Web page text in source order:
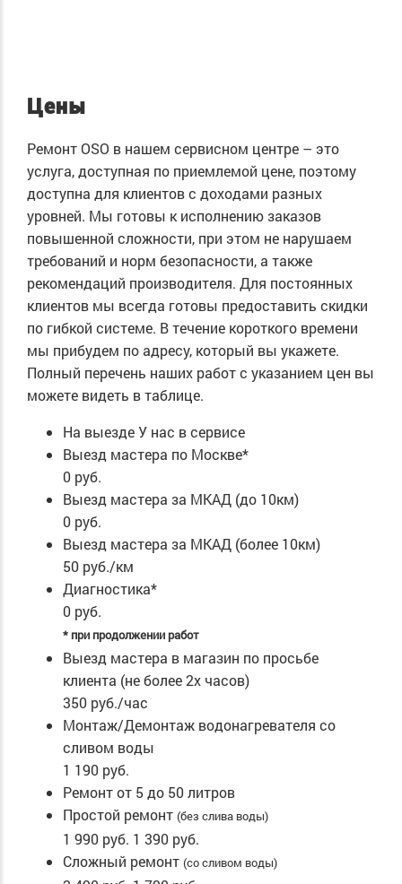
Цены
Ремонт OSO в нашем сервисном центре – это
услуга, доступная по приемлемой цене, поэтому
доступна для клиентов с доходами разных
уровней. Мы готовы к исполнению заказов
повышенной сложности, при этом не нарушаем
требований и норм безопасности, а также
рекомендаций производителя. Для постоянных
клиентов мы всегда готовы предоставить скидки
по гибкой системе. В течение короткого времени
мы прибудем по адресу, который вы укажете.
Полный перечень наших работ с указанием цен вы
можете видеть в таблице.
На выездеУ нас в сервисе
Выезд мастера по Москве*
0 руб.
Выезд мастера за МКАД (до 10км)
0 руб.
Выезд мастера за МКАД (более 10км)
50 руб./км
Диагностика*
0 руб.
* при продолжении работ
Выезд мастера в магазин по просьбе
клиента (не более 2х часов)
350 руб./час
Монтаж/Демонтаж водонагревателя со
сливом воды
1 190 руб.
Ремонт от 5 до 50 литров
Простой ремонт (без слива воды)
1 990 руб. 1 390 руб.
Сложный ремонт (со сливом воды)